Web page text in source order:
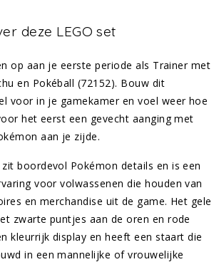
deze LEGO set
op aan je eerste periode als Trainer met
en Pokéball (72152). Bouw dit
voor in je gamekamer en voel weer hoe
het eerst een gevecht aanging met
aan je zijde.
boordevol Pokémon details en is een
voor volwassenen die houden van
en merchandise uit de game. Het gele
zwarte puntjes aan de oren en rode
kleurrijk display en heeft een staart die
in een mannelijke of vrouwelijke